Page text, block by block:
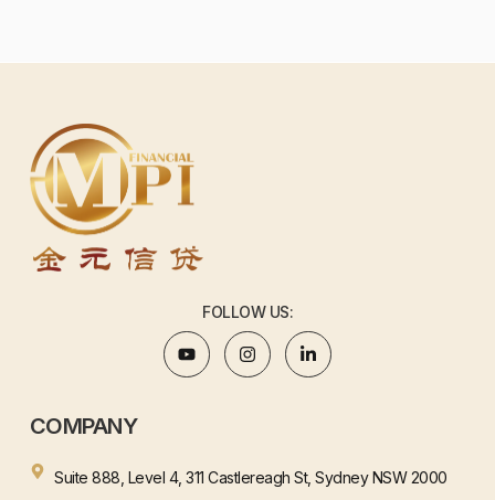
FOLLOW US:
COMPANY
Suite 888, Level 4, 311 Castlereagh St, Sydney NSW 2000